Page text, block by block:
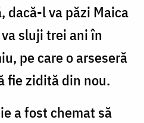
dacă-l va păzi Maica
sluji trei ani în
pe care o arseseră
fie zidită din nou.
a fost chemat să